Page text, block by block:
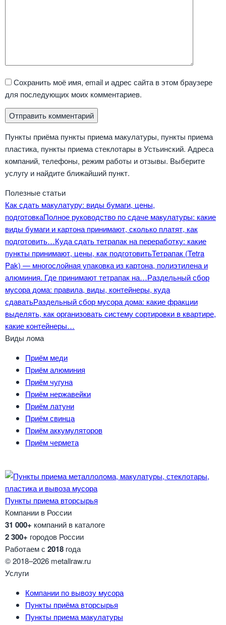
Сохранить моё имя, email и адрес сайта в этом браузере
для последующих моих комментариев.
Пункты приёма пункты приема макулатуры, пункты приема
пластика, пункты приема стеклотары в Устьинский. Адреса
компаний, телефоны, режим работы и отзывы. Выберите
услугу и найдите ближайший пункт.
Полезные статьи
Как сдать макулатуру: виды бумаги, цены,
подготовкаПолное руководство по сдаче макулатуры: какие
виды бумаги и картона принимают, сколько платят, как
подготовить…Куда сдать тетрапак на переработку: какие
пункты принимают, цены, как подготовитьТетрапак (Tetra
Pak) — многослойная упаковка из картона, полиэтилена и
алюминия. Где принимают тетрапак на…Раздельный сбор
мусора дома: правила, виды, контейнеры, куда
сдаватьРаздельный сбор мусора дома: какие фракции
выделять, как организовать систему сортировки в квартире,
какие контейнеры…
Виды лома
Приём меди
Приём алюминия
Приём чугуна
Приём нержавейки
Приём латуни
Приём свинца
Приём аккумуляторов
Приём чермета
Пункты приема вторсырья
Компании в России
31 000+ компаний в каталоге
2 300+ городов России
Работаем с 2018 года
© 2018–2026 metallraw.ru
Услуги
Компании по вывозу мусора
Пункты приёма вторсырья
Пункты приема макулатуры